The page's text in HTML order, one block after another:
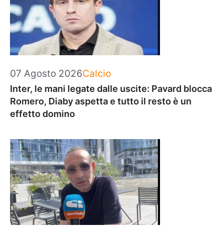
07 Agosto 2026Categorie
Calcio
Inter, le mani legate dalle uscite: Pavard blocca
Romero, Diaby aspetta e tutto il resto è un
effetto domino